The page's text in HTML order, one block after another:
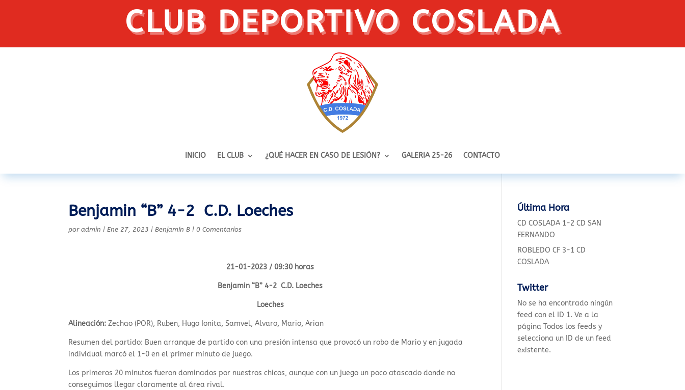
CLUB DEPORTIVO COSLADA
INICIO EL CLUB ¿QUÉ HACER EN CASO DE LESIÓN? GALERIA 25-26 CONTACTO
Benjamin “B” 4-2 C.D. Loeches
poradmin |Ene 27, 2023 |Benjamín B |0 Comentarios
21-01-2023 / 09:30 horas
Benjamin “B” 4-2 C.D. Loeches
Loeches
Alineación: Zechao (POR), Ruben, Hugo Ionita, Samvel, Alvaro, Mario, Arian
Resumen del partido: Buen arranque de partido con una presión intensa que provocó un robo de Mario y en jugada
individual marcó el 1-0 en el primer minuto de juego.
Los primeros 20 minutos fueron dominados por nuestros chicos, aunque con un juego un poco atascado donde no
conseguimos llegar claramente al área rival.
Última Hora
CD COSLADA 1-2 CD SAN
FERNANDO
ROBLEDO CF 3-1 CD
COSLADA
Twitter
No se ha encontrado ningún
feed con el ID 1. Ve a la
páginaTodos los feeds y
selecciona un ID de un feed
existente.